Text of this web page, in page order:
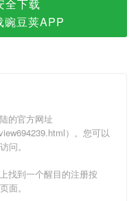
全下载
豌豆荚APP
的官方网址
）。您可以
问。
找到一个醒目的注册按
面。